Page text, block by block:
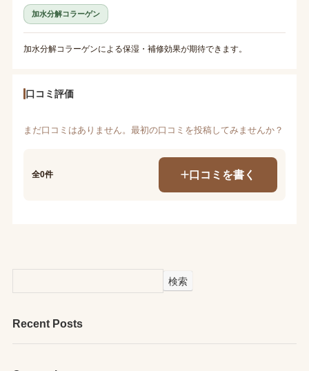
加水分解コラーゲン
加水分解コラーゲンによる保湿・補修効果が期待できます。
口コミ評価
まだ口コミはありません。最初の口コミを投稿してみませんか？
全0件 口コミを書く
検索
Recent Posts